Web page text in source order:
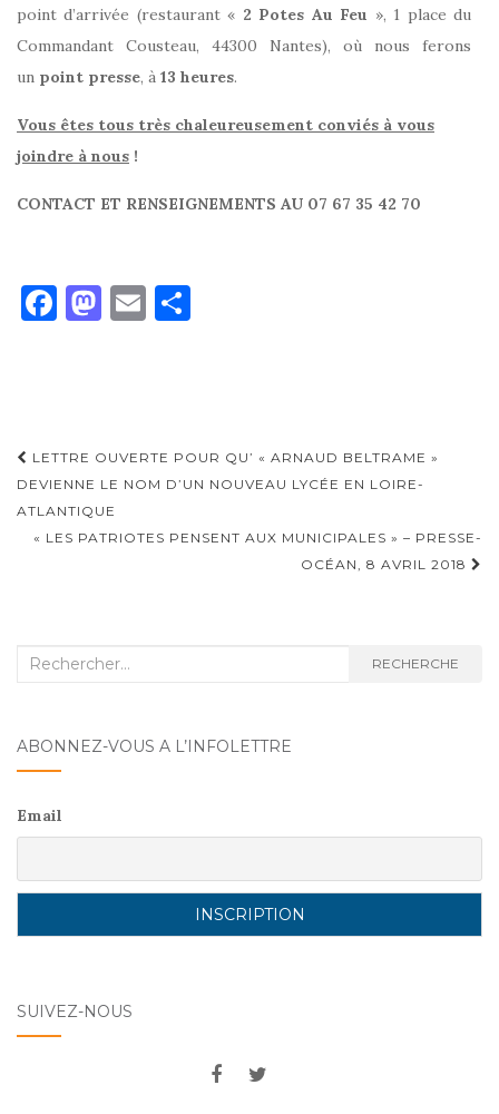
point d’arrivée (restaurant « 2 Potes Au Feu », 1 place du
Commandant Cousteau, 44300 Nantes), où nous ferons
un point presse, à 13 heures.
Vous êtes tous très chaleureusement conviés à vous
joindre à nous !
CONTACT ET RENSEIGNEMENTS AU 07 67 35 42 70
F
b
o
o
k
M
o
n
E
er
Navigation
d'article
LETTRE OUVERTE POUR QU’ « ARNAUD BELTRAME »
DEVIENNE LE NOM D’UN NOUVEAU LYCÉE EN LOIRE-
ATLANTIQUE
« LES PATRIOTES PENSENT AUX MUNICIPALES » – PRESSE-
OCÉAN, 8 AVRIL 2018
Recherche
RECHERCHE
ABONNEZ-VOUS A L’INFOLETTRE
Email
SUIVEZ-NOUS